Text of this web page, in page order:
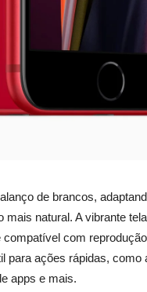
de brancos,
natural. A vibrante
com
para ações rápidas, como
apps e mais.